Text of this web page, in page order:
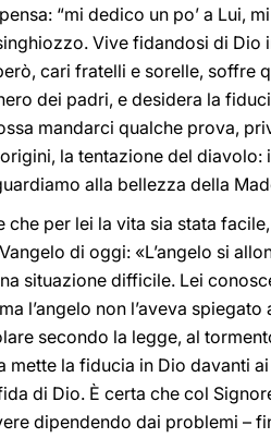
“mi dedico un po’ a Lui,
Vive fidandosi di
cari fratelli e sorelle, soffre
dei padri, e desidera la
mandarci qualche prova,
la tentazione del
alla bellezza della
che per lei la vita sia stata
di oggi: «L’angelo si
situazione difficile. Lei
l’angelo non l’aveva
secondo la legge, al
mette la fiducia in Dio davanti
di Dio. È certa che col
dipendendo dai problemi –